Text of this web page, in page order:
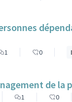
1 0
de la
1 0